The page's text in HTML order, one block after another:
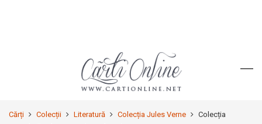
Cărți Colecții Literatură Colecția Jules Verne
Colecția